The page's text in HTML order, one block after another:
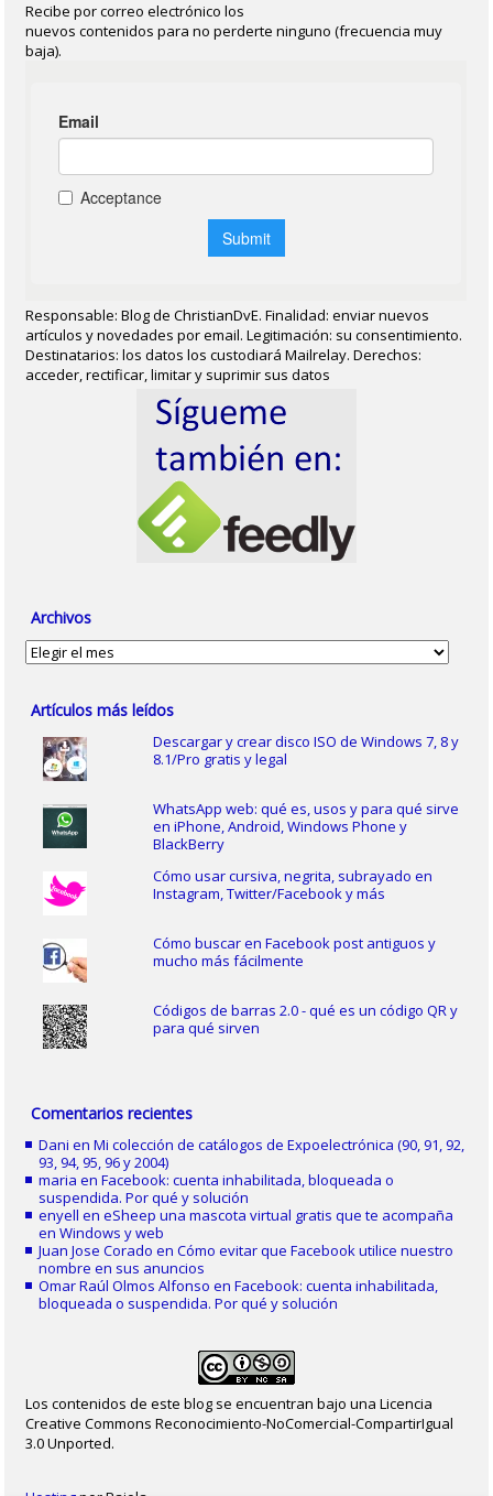
Recibe por correo electrónico los
nuevos contenidos para no perderte ninguno (frecuencia muy
baja).
Responsable: Blog de ChristianDvE. Finalidad: enviar nuevos
artículos y novedades por email. Legitimación: su consentimiento.
Destinatarios: los datos los custodiará Mailrelay. Derechos:
acceder, rectificar, limitar y suprimir sus datos
Archivos
Archivos
Artículos más leídos
Descargar y crear disco ISO de Windows 7, 8 y
8.1/Pro gratis y legal
WhatsApp web: qué es, usos y para qué sirve
en iPhone, Android, Windows Phone y
BlackBerry
Cómo usar cursiva, negrita, subrayado en
Instagram, Twitter/Facebook y más
Cómo buscar en Facebook post antiguos y
mucho más fácilmente
Códigos de barras 2.0 - qué es un código QR y
para qué sirven
Comentarios recientes
Dani enMi colección de catálogos de Expoelectrónica (90, 91, 92,
93, 94, 95, 96 y 2004)
maria enFacebook: cuenta inhabilitada, bloqueada o
suspendida. Por qué y solución
enyell eneSheep una mascota virtual gratis que te acompaña
en Windows y web
Juan Jose Corado enCómo evitar que Facebook utilice nuestro
nombre en sus anuncios
Omar Raúl Olmos Alfonso enFacebook: cuenta inhabilitada,
bloqueada o suspendida. Por qué y solución
Los contenidos de este blog se encuentran bajo una Licencia
Creative Commons Reconocimiento-NoComercial-CompartirIgual
3.0 Unported.